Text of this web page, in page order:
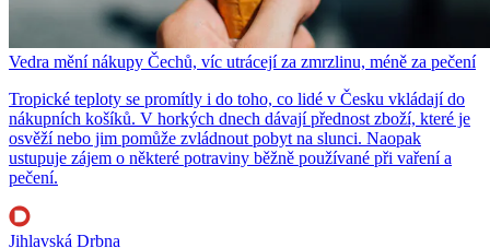
Vedra mění nákupy Čechů, víc utrácejí za zmrzlinu, méně za pečení
Tropické teploty se promítly i do toho, co lidé v Česku vkládají do
nákupních košíků. V horkých dnech dávají přednost zboží, které je
osvěží nebo jim pomůže zvládnout pobyt na slunci. Naopak
ustupuje zájem o některé potraviny běžně používané při vaření a
pečení.
Jihlavská Drbna